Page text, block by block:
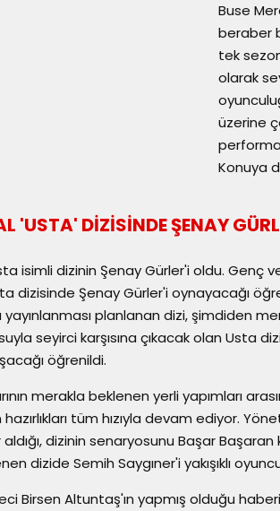
Buse
beraber
tek
olarak
üzerine
Konuya
'USTA' DİZİSİNDE ŞENAY
isimli dizinin Şenay Gürler'i oldu. Genç
dizisinde Şenay Gürler'i oynayacağı
planlanan dizi, şimdiden
seyirci karşısına çıkacak olan Usta
öğrenildi.
merakla beklenen yerli yapımları
tüm hızıyla devam ediyor.
aldığı, dizinin senaryosunu Başar Başaran
dizide Semih Saygıner'i yakışıklı
Birsen Altuntaş'ın yapmış olduğu